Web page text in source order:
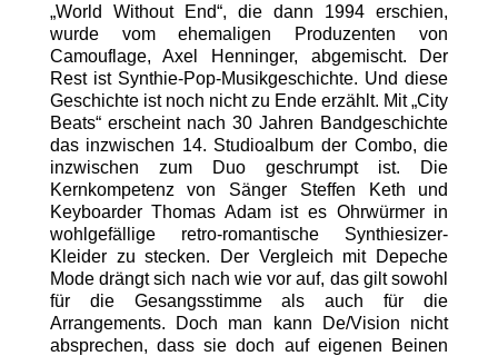
„World Without End“, die dann 1994 erschien,
wurde vom ehemaligen Produzenten von
Camouflage, Axel Henninger, abgemischt. Der
Rest ist Synthie-Pop-Musikgeschichte. Und diese
Geschichte ist noch nicht zu Ende erzählt. Mit „City
Beats“ erscheint nach 30 Jahren Bandgeschichte
das inzwischen 14. Studioalbum der Combo, die
inzwischen zum Duo geschrumpt ist. Die
Kernkompetenz von Sänger Steffen Keth und
Keyboarder Thomas Adam ist es Ohrwürmer in
wohlgefällige retro-romantische Synthiesizer-
Kleider zu stecken. Der Vergleich mit Depeche
Mode drängt sich nach wie vor auf, das gilt sowohl
für die Gesangsstimme als auch für die
Arrangements. Doch man kann De/Vision nicht
absprechen, dass sie doch auf eigenen Beinen